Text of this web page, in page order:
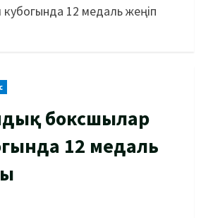
12 медаль жеңіп
боксшылар
12 медаль